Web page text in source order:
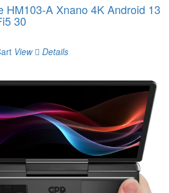
HM103-A Xnano 4K Android 13
30
View Details